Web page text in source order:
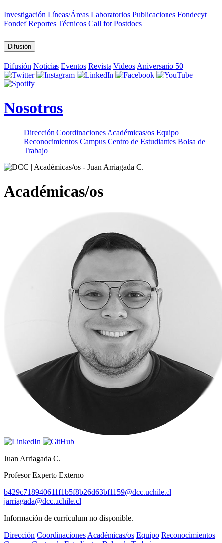
Investigación Líneas/Áreas Laboratorios Publicaciones Fondecyt
Fondef Reportes Técnicos Call for Postdocs
Difusión
Difusión Noticias Eventos Revista Videos Aniversario 50
Nosotros
Dirección Coordinaciones Académicas/os Equipo
Reconocimientos Campus Centro de Estudiantes Bolsa de
Trabajo
Académicas/os
Juan Arriagada C.
Profesor Experto Externo
b429c718940611f1b5f8b26d63bf1159@dcc.uchile.cl
jarriagada@dcc.uchile.cl
Información de currículum no disponible.
Dirección Coordinaciones Académicas/os Equipo Reconocimientos